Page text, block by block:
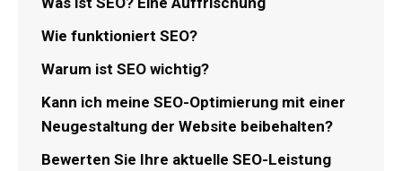
Wie funktioniert SEO?
Warum ist SEO wichtig?
Kann ich meine SEO-Optimierung mit einer
Neugestaltung der Website beibehalten?
Bewerten Sie Ihre aktuelle SEO-Leistung